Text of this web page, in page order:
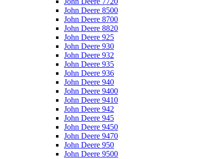
John Deere 8500
John Deere 8700
John Deere 8820
John Deere 925
John Deere 930
John Deere 932
John Deere 935
John Deere 936
John Deere 940
John Deere 9400
John Deere 9410
John Deere 942
John Deere 945
John Deere 9450
John Deere 9470
John Deere 950
John Deere 9500